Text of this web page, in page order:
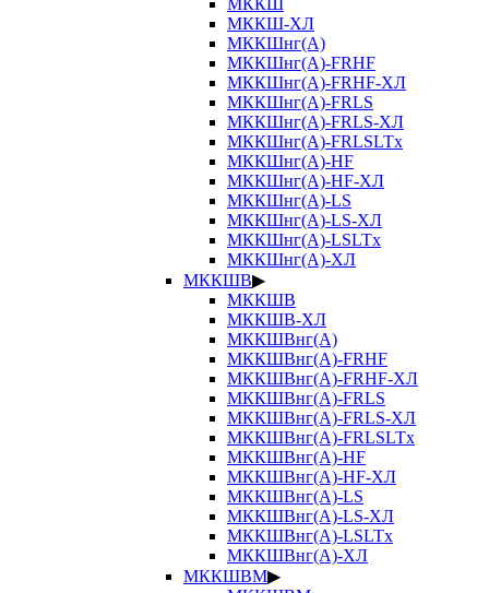
МККШ
МККШ-ХЛ
МККШнг(А)
МККШнг(А)-FRHF
МККШнг(А)-FRHF-ХЛ
МККШнг(А)-FRLS
МККШнг(А)-FRLS-ХЛ
МККШнг(А)-FRLSLTx
МККШнг(А)-HF
МККШнг(А)-HF-ХЛ
МККШнг(А)-LS
МККШнг(А)-LS-ХЛ
МККШнг(А)-LSLTx
МККШнг(А)-ХЛ
МККШВ▶
МККШВ
МККШВ-ХЛ
МККШВнг(А)
МККШВнг(А)-FRHF
МККШВнг(А)-FRHF-ХЛ
МККШВнг(А)-FRLS
МККШВнг(А)-FRLS-ХЛ
МККШВнг(А)-FRLSLTx
МККШВнг(А)-HF
МККШВнг(А)-HF-ХЛ
МККШВнг(А)-LS
МККШВнг(А)-LS-ХЛ
МККШВнг(А)-LSLTx
МККШВнг(А)-ХЛ
МККШВМ▶